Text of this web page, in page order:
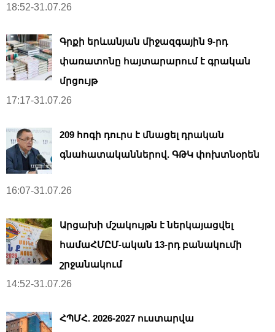
18:52-31.07.26
Գրքի երևանյան միջազգային 9-րդ
փառատոնը հայտարարում է գրական
մրցույթ
17:17-31.07.26
209 հոգի դուրս է մնացել դրական
գնահատականներով. ԳԹԿ փոխտնօրեն
16:07-31.07.26
Արցախի մշակույթն է ներկայացվել
համաՀՄԸՄ-ական 13-րդ բանակումի
շրջանակում
14:52-31.07.26
ՀՊՄՀ. 2026-2027 ուստարվա